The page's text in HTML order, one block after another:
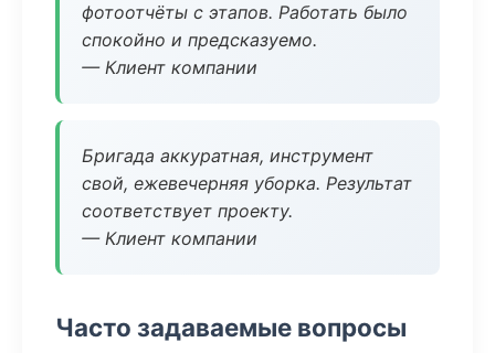
фотоотчёты с этапов. Работать было
спокойно и предсказуемо.
— Клиент компании
Бригада аккуратная, инструмент
свой, ежевечерняя уборка. Результат
соответствует проекту.
— Клиент компании
Часто задаваемые вопросы